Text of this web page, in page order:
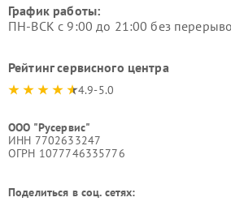
График работы:
ПН-ВСК с 9:00 до 21:00 без
Рейтинг сервисного центра
4.9-5.0
ООО "Русервис"
ИНН 7702633247
ОГРН 1077746335776
Поделиться в соц. сетях: